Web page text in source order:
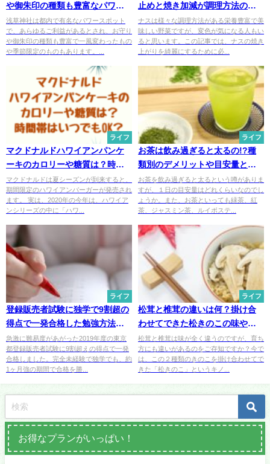
や御朱印の種類も豊富なパワー
スポット
浅草神社は都内で有名なパワースポット
で、あらゆるご利益があるとされ、お守り
や御朱印の種類も豊富で一風変わったもの
や季節限定のものもあります。...
止めと焼き加減が調理方法のポ
イント
ナスは様々な調理方法がある栄養豊富で美
味しい野菜ですが、変色が気になる人もい
ると思います。この記事では、ナスの焼き
上がりを綺麗にするために必...
ライフ
マクドナルドハワイアンパンケ
ーキのカロリーや糖質は？時間
帯はいつでもOK？
マクドナルドは夏シーズンが到来すると、
期間限定のハワイアンバーガーが発売され
ます。 実は、2020年の今年は、ハワイア
ンシリーズの中に「ハワ...
ライフ
お茶は飲み過ぎると太るの!?種
類別のデメリットや目安量と
は？
お茶を飲み過ぎると太るという噂がありま
すが、１日の目安量はどれくらいなのでし
ょうか。また、お茶といっても緑茶、紅
茶、ジャスミン茶、ルイボステ...
ライフ
登録販売者試験に独学で9割超の
得点で一発合格した勉強方法を
大公開！
急激に難易度があがった2019年度の東京
都登録販売者試験に9割超えの得点で一発
合格しました。完全未経験で独学でも、約
1ヶ月強の期間で合格を勝...
ライフ
松茸と椎茸の違いは何？掛け合
わせてできた松きのこの味や栄
養、どこで買えるかも紹介
松茸と椎茸は味が全く違うのですが、育ち
方にも違いがあるのをご存知ですか？今で
は、この２種類のきのこを掛け合わせてで
きた「松きのこ」というキノ...
お得なプランがいっぱい！